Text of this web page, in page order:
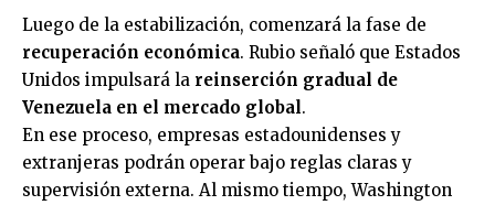
Luego de la estabilización, comenzará la fase de
recuperación económica. Rubio señaló que Estados
Unidos impulsará la reinserción gradual de
Venezuela en el mercado global.
En ese proceso, empresas estadounidenses y
extranjeras podrán operar bajo reglas claras y
supervisión externa. Al mismo tiempo, Washington